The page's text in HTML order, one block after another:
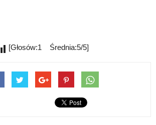
[Głosów:1 Średnia:5/5]